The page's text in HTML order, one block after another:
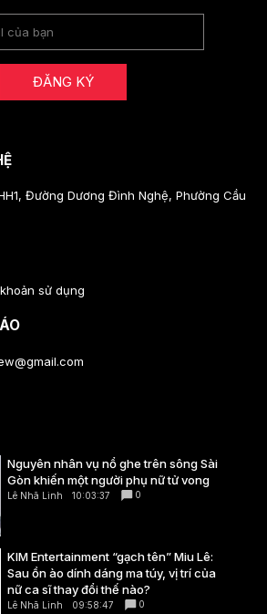
ĐĂNG KÝ
Đường Dương Đình Nghệ, Phường Cầu
sử dụng
Nguyên nhân vụ nổ ghe trên sông Sài
Gòn khiến một người phụ nữ tử vong
Lê Nhã Linh 10:03:37 0
KIM Entertainment “gạch tên” Miu Lê:
Sau ồn ào dính dáng ma túy, vị trí của
nữ ca sĩ thay đổi thế nào?
Lê Nhã Linh 09:58:47 0